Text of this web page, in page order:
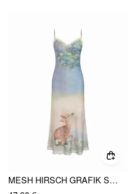
MESH HIRSCH GRAFIK SÜSSHERZ SPITZE SAUM MAXI KLEID